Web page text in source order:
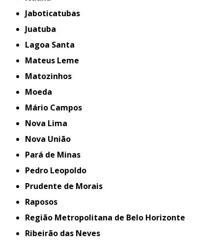
Jaboticatubas
Juatuba
Lagoa Santa
Mateus Leme
Matozinhos
Moeda
Mário Campos
Nova Lima
Nova União
Pará de Minas
Pedro Leopoldo
Prudente de Morais
Raposos
Região Metropolitana de Belo Horizonte
Ribeirão das Neves